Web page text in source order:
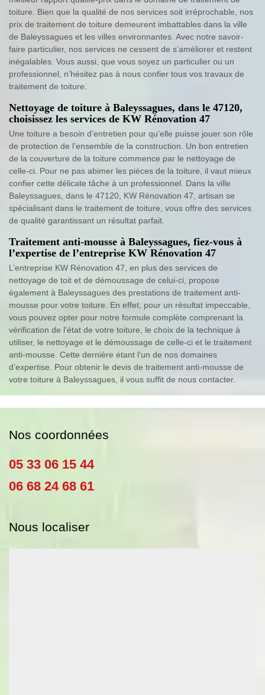
toiture. Bien que la qualité de nos services soit irréprochable, nos
prix de traitement de toiture demeurent imbattables dans la ville
de Baleyssagues et les villes environnantes. Avec notre savoir-
faire particulier, nos services ne cessent de s’améliorer et restent
inégalables. Vous aussi, que vous soyez un particulier ou un
professionnel, n’hésitez pas à nous confier tous vos travaux de
traitement de toiture.
Nettoyage de toiture à Baleyssagues, dans le 47120,
choisissez les services de KW Rénovation 47
Une toiture a besoin d’entretien pour qu’elle puisse jouer son rôle
de protection de l’ensemble de la construction. Un bon entretien
de la couverture de la toiture commence par le nettoyage de
celle-ci. Pour ne pas abimer les pièces de la toiture, il vaut mieux
confier cette délicate tâche à un professionnel. Dans la ville
Baleyssagues, dans le 47120, KW Rénovation 47, artisan se
spécialisant dans le traitement de toiture, vous offre des services
de qualité garantissant un résultat parfait.
Traitement anti-mousse à Baleyssagues, fiez-vous à
l’expertise de l’entreprise KW Rénovation 47
L’entreprise KW Rénovation 47, en plus des services de
nettoyage de toit et de démoussage de celui-ci, propose
également à Baleyssagues des prestations de traitement anti-
mousse pour votre toiture. En effet, pour un résultat impeccable,
vous pouvez opter pour notre formule complète comprenant la
vérification de l’état de votre toiture, le choix de la technique à
utiliser, le nettoyage et le démoussage de celle-ci et le traitement
anti-mousse. Cette dernière étant l’un de nos domaines
d’expertise. Pour obtenir le devis de traitement anti-mousse de
votre toiture à Baleyssagues, il vous suffit de nous contacter.
Nos coordonnées
05 33 06 15 44
06 68 24 68 61
Nous localiser